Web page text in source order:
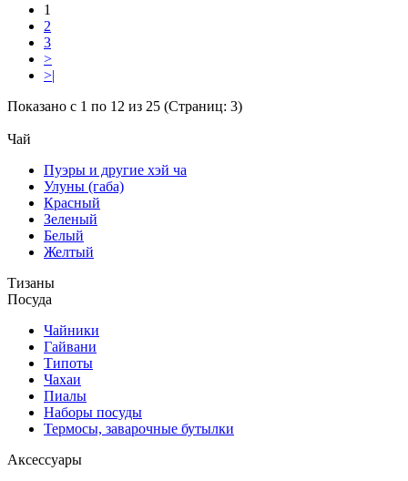
1
2
3
>
>|
Показано с 1 по 12 из 25 (Страниц: 3)
Чай
Пуэры и другие хэй ча
Улуны (габа)
Красный
Зеленый
Белый
Желтый
Тизаны
Посуда
Чайники
Гайвани
Типоты
Чахаи
Пиалы
Наборы посуды
Термосы, заварочные бутылки
Аксессуары